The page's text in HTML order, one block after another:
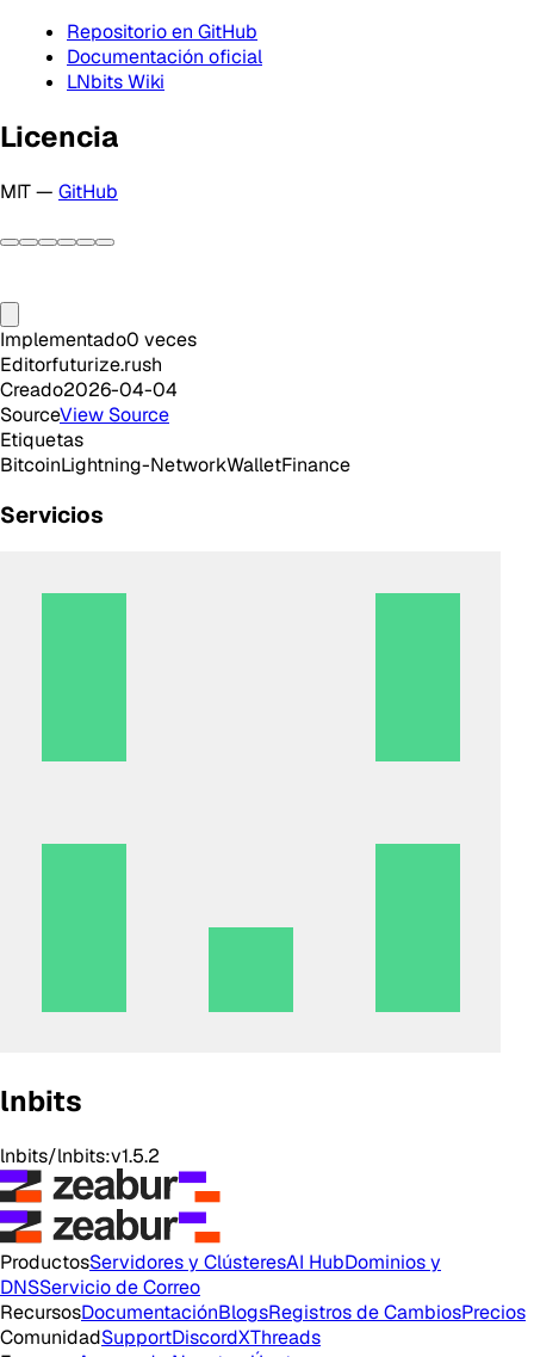
Repositorio en GitHub
Documentación oficial
LNbits Wiki
Licencia
MIT — GitHub
Implementado0 veces
Editorfuturize.rush
Creado2026-04-04
SourceView Source
Etiquetas
BitcoinLightning-NetworkWalletFinance
Servicios
lnbits
lnbits/lnbits:v1.5.2
ProductosServidores y ClústeresAI HubDominios y
DNSServicio de Correo
RecursosDocumentaciónBlogsRegistros de CambiosPrecios
ComunidadSupportDiscordXThreads